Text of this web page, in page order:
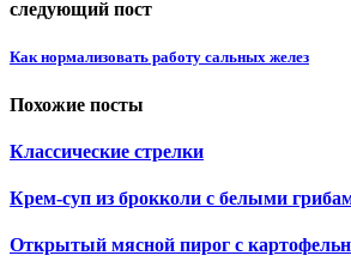
следующий пост
Как нормализовать работу сальных желез
Похожие посты
Классические стрелки
Крем-суп из брокколи с белыми
Открытый мясной пирог с